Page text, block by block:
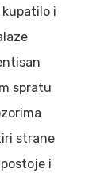
i
spratu
strane
i